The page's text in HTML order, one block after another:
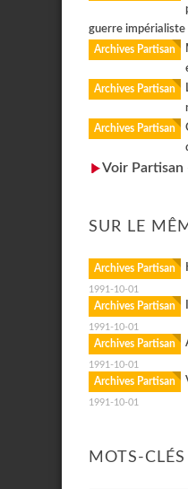
guerre impérialiste
Archives Partisan
Archives Partisan
Archives Partisan
Voir Partisan
SUR LE
Archives Partisan
1991-10-01
Archives Partisan
1991-10-01
Archives Partisan
1991-10-01
Archives Partisan
1991-10-01
MOTS-CLÉS